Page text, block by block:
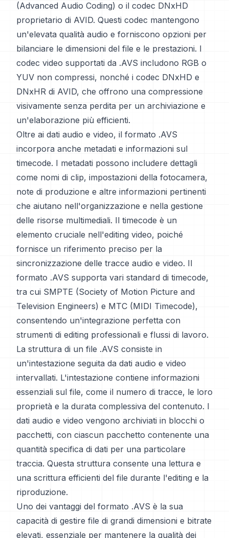
(Advanced Audio Coding) o il codec DNxHD
proprietario di AVID. Questi codec mantengono
un'elevata qualità audio e forniscono opzioni per
bilanciare le dimensioni del file e le prestazioni. I
codec video supportati da .AVS includono RGB o
YUV non compressi, nonché i codec DNxHD e
DNxHR di AVID, che offrono una compressione
visivamente senza perdita per un archiviazione e
un'elaborazione più efficienti.
Oltre ai dati audio e video, il formato .AVS
incorpora anche metadati e informazioni sul
timecode. I metadati possono includere dettagli
come nomi di clip, impostazioni della fotocamera,
note di produzione e altre informazioni pertinenti
che aiutano nell'organizzazione e nella gestione
delle risorse multimediali. Il timecode è un
elemento cruciale nell'editing video, poiché
fornisce un riferimento preciso per la
sincronizzazione delle tracce audio e video. Il
formato .AVS supporta vari standard di timecode,
tra cui SMPTE (Society of Motion Picture and
Television Engineers) e MTC (MIDI Timecode),
consentendo un'integrazione perfetta con
strumenti di editing professionali e flussi di lavoro.
La struttura di un file .AVS consiste in
un'intestazione seguita da dati audio e video
intervallati. L'intestazione contiene informazioni
essenziali sul file, come il numero di tracce, le loro
proprietà e la durata complessiva del contenuto. I
dati audio e video vengono archiviati in blocchi o
pacchetti, con ciascun pacchetto contenente una
quantità specifica di dati per una particolare
traccia. Questa struttura consente una lettura e
una scrittura efficienti del file durante l'editing e la
riproduzione.
Uno dei vantaggi del formato .AVS è la sua
capacità di gestire file di grandi dimensioni e bitrate
elevati, essenziale per mantenere la qualità dei